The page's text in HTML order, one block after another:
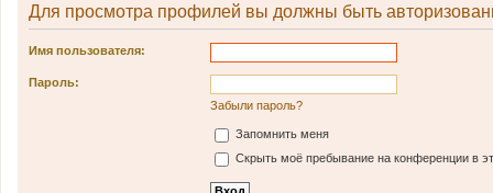
Для просмотра профилей вы должны быть
Имя пользователя:
Пароль:
Забыли пароль?
Запомнить меня
Скрыть моё пребывание на конференции в